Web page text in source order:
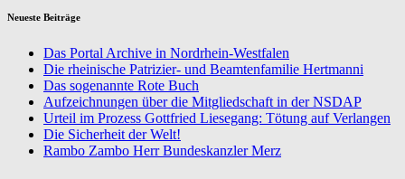
Neueste Beiträge
Das Portal Archive in Nordrhein-Westfalen
Die rheinische Patrizier- und Beamtenfamilie Hertmanni
Das sogenannte Rote Buch
Aufzeichnungen über die Mitgliedschaft in der NSDAP
Urteil im Prozess Gottfried Liesegang: Tötung auf Verlangen
Die Sicherheit der Welt!
Rambo Zambo Herr Bundeskanzler Merz